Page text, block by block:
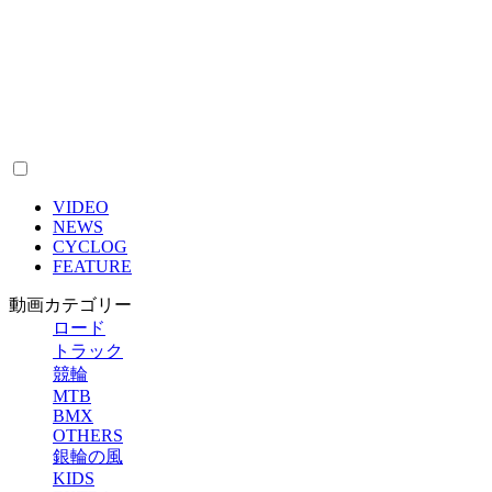
VIDEO
NEWS
CYCLOG
FEATURE
動画カテゴリー
ロード
トラック
競輪
MTB
BMX
OTHERS
銀輪の風
KIDS